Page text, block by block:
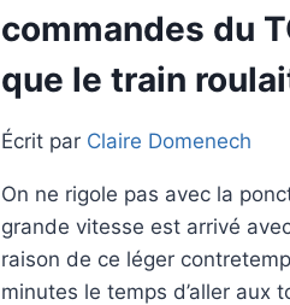
commandes du
que le train
Écrit par Claire Domenech
On ne rigole pas avec la
grande vitesse est arrivé
raison de ce léger
minutes le temps d’aller aux